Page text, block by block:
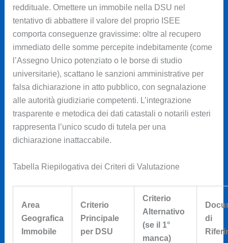
reddituale. Omettere un immobile nella DSU nel
tentativo di abbattere il valore del proprio ISEE
comporta conseguenze gravissime: oltre al recupero
immediato delle somme percepite indebitamente (come
l’Assegno Unico potenziato o le borse di studio
universitarie), scattano le sanzioni amministrative per
falsa dichiarazione in atto pubblico, con segnalazione
alle autorità giudiziarie competenti. L’integrazione
trasparente e metodica dei dati catastali o notarili esteri
rappresenta l’unico scudo di tutela per una
dichiarazione inattaccabile.
Tabella Riepilogativa dei Criteri di Valutazione
Area
Geografica
Immobile
Criterio
Principale
per DSU
Criterio
Alternativo
(se il 1°
manca)
di